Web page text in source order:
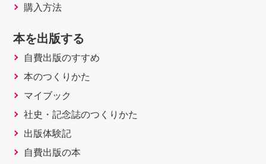
購入方法
本を出版する
自費出版のすすめ
本のつくりかた
マイブック
社史・記念誌のつくりかた
出版体験記
自費出版の本